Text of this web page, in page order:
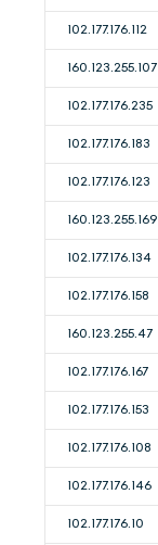
102.177.176.112
160.123.255.107
102.177.176.235
102.177.176.183
102.177.176.123
160.123.255.169
102.177.176.134
102.177.176.158
160.123.255.47
102.177.176.167
102.177.176.153
102.177.176.108
102.177.176.146
102.177.176.10